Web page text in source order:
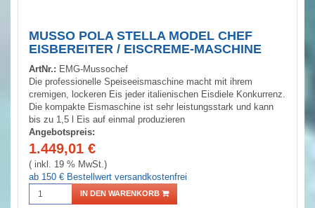
MUSSO POLA STELLA MODEL CHEF
EISBEREITER / EISCREME-MASCHINE
ArtNr.: EMG-Mussochef
Die professionelle Speiseeismaschine macht mit ihrem
cremigen, lockeren Eis jeder italienischen Eisdiele Konkurrenz.
Die kompakte Eismaschine ist sehr leistungsstark und kann
bis zu 1,5 l Eis auf einmal produzieren
Angebotspreis:
1.449,01 €
( inkl. 19 % MwSt.)
ab 150 € Bestellwert versandkostenfrei
IN DEN WARENKORB